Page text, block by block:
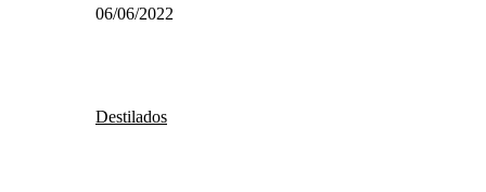
06/06/2022
Destilados